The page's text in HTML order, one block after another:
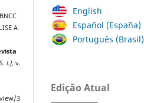
A
l.], v.
3
English
Español (España)
Português (Brasil)
Edição Atual